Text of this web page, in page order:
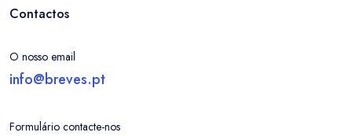
Contactos
O nosso email
info@breves.pt
Formulário contacte-nos